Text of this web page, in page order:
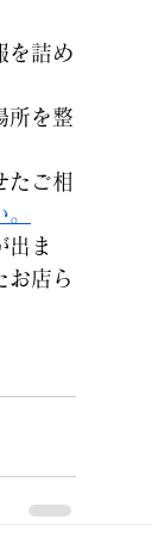
を詰め
所を整
たご相
出ま
お店ら